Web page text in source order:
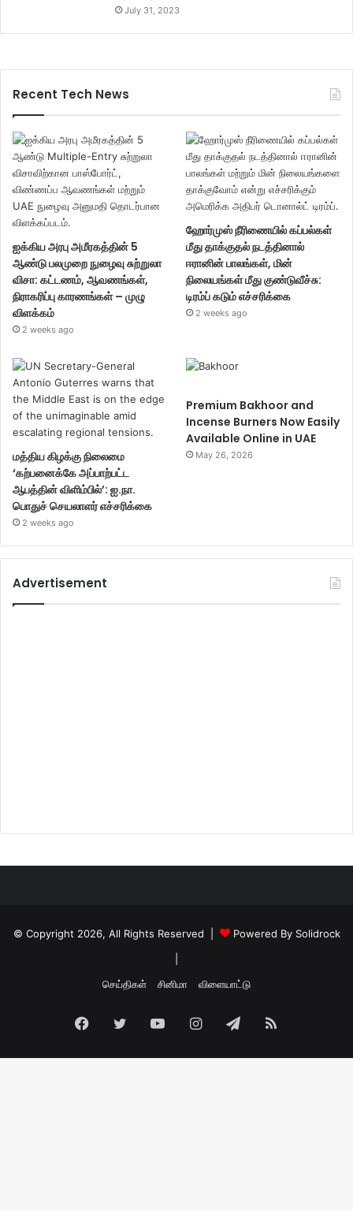
July 31, 2023
Recent Tech News
ஐக்கிய அரபு அமீரகத்தின் 5
ஆண்டு பலமுறை நுழைவு சுற்றுலா
விசா: கட்டணம், ஆவணங்கள்,
நிராகரிப்பு காரணங்கள் – முழு
விளக்கம்
2 weeks ago
ஹோர்முஸ் நீரிணையில் கப்பல்கள்
மீது தாக்குதல் நடத்தினால்
ஈரானின் பாலங்கள், மின்
நிலையங்கள் மீது குண்டுவீச்சு:
டிரம்ப் கடும் எச்சரிக்கை
2 weeks ago
மத்திய கிழக்கு நிலைமை
‘கற்பனைக்கே அப்பாற்பட்ட
ஆபத்தின் விளிம்பில்’: ஐ.நா.
பொதுச் செயலாளர் எச்சரிக்கை
2 weeks ago
Premium Bakhoor and
Incense Burners Now Easily
Available Online in UAE
May 26, 2026
Advertisement
© Copyright 2026, All Rights Reserved |
Powered By Solidrock
செய்திகள்
சினிமா விளையாட்டு
Facebook
Twitter YouTubeInstagramTelegram